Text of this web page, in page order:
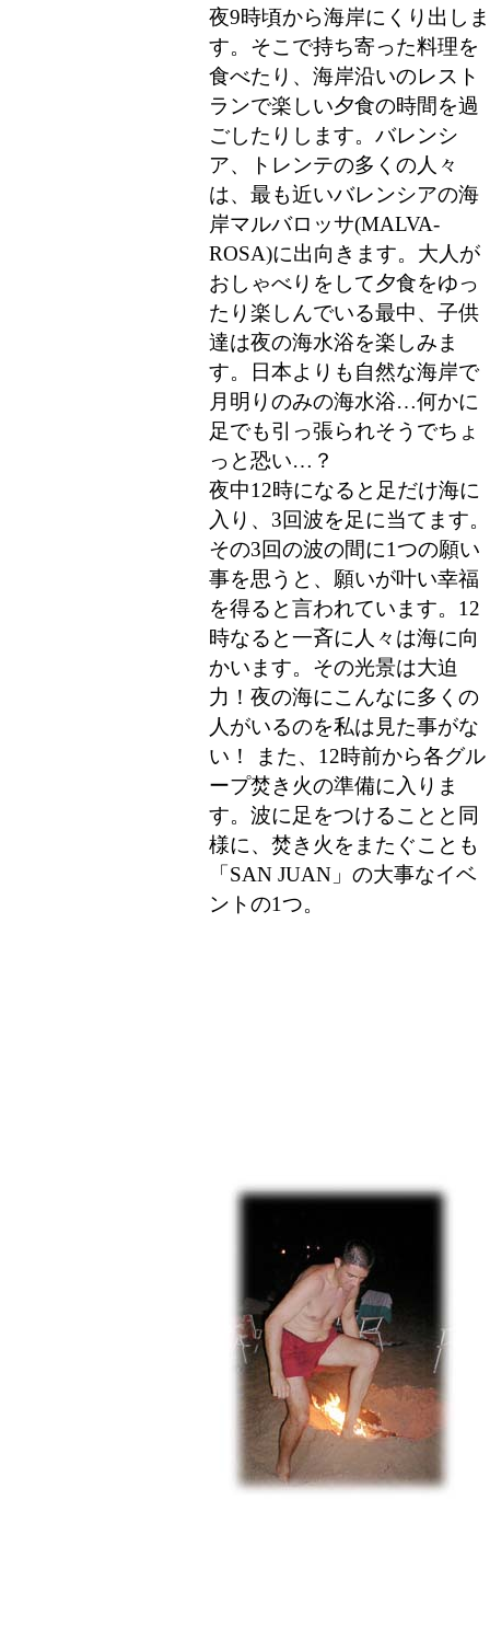
夜9時頃から海岸にくり出しま
す。そこで持ち寄った料理を
食べたり、海岸沿いのレスト
ランで楽しい夕食の時間を過
ごしたりします。バレンシ
ア、トレンテの多くの人々
は、最も近いバレンシアの海
岸マルバロッサ(MALVA-
ROSA)に出向きます。大人が
おしゃべりをして夕食をゆっ
たり楽しんでいる最中、子供
達は夜の海水浴を楽しみま
す。日本よりも自然な海岸で
月明りのみの海水浴…何かに
足でも引っ張られそうでちょ
っと恐い…？
夜中12時になると足だけ海に
入り、3回波を足に当てます。
その3回の波の間に1つの願い
事を思うと、願いが叶い幸福
を得ると言われています。12
時なると一斉に人々は海に向
かいます。その光景は大迫
力！夜の海にこんなに多くの
人がいるのを私は見た事がな
い！ また、12時前から各グル
ープ焚き火の準備に入りま
す。波に足をつけることと同
様に、焚き火をまたぐことも
「SAN JUAN」の大事なイベ
ントの1つ。